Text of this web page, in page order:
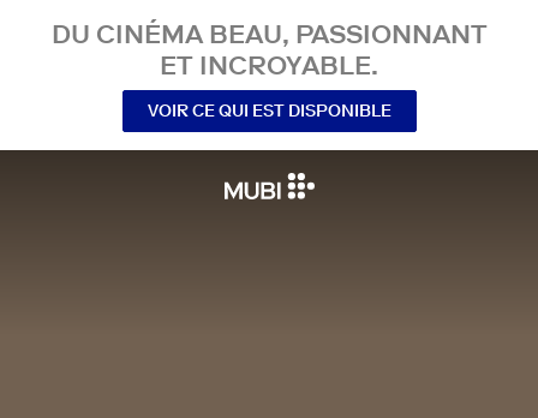
DU CINÉMA BEAU, PASSIONNANT
ET INCROYABLE.
VOIR CE QUI EST DISPONIBLE